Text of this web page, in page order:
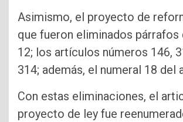
Asimismo, el proyecto de
que fueron eliminados
12; los artículos números 146,
314; además, el numeral 18 del
Con estas eliminaciones, el
proyecto de ley fue